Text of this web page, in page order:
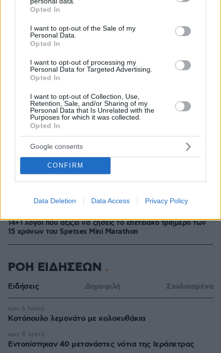
grant or deny consent to Google and its third-party tags to
use your data for below specified purposes in below Google
consent section.
Opted In
I want to opt-out of the Sale of my
Personal Data.
Opted In
I want to opt-out of processing my
Personal Data for Targeted Advertising.
Opted In
I want to opt-out of Collection, Use,
Retention, Sale, and/or Sharing of my
Personal Data that Is Unrelated with the
Purposes for which it was collected.
Opted In
Google consents
CONFIRM
Data Deletion Data Access Privacy Policy
Η Smart φοιτητική κατοικία στην καρδιά της Αθήνας
Επαγγελματική Εκπαίδευση & Εξειδίκευση: Το Mοντέλο που
26.07.2026, 09:54
14+1 λόγοι που αξίζει να ζήσεις το επετειακό τριήμερο των
15 χρόνων του Spetses Mini Marathon
ΡΟΗ ΕΙΔΗΣΕΩΝ
Ειδήσεις Δημοφιλή Σχολιασμένα
Κοτόπουλο λεμονάτο με κολοκυθάκια
πριν 6 λεπτά
Εντοπίστηκαν 40 μετανάστες νότια της Ιεράπετρας
πριν 8 λεπτά